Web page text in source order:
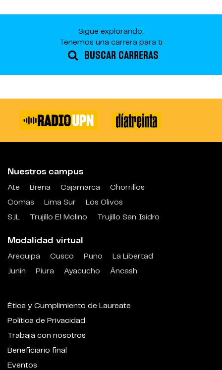
Sigue explorando.
Tenemos una carrera para ti
BUSCAR CARRERAS
Nuestros campus
Ate Breña Cajamarca
Chorrillos
Comas
Lima Sur
Los Olivos
SJL
Trujillo El Molino Trujillo San Isidro
Modalidad virtual
Arequipa Cusco Puno
La Libertad
Junín
Piura Ayacucho Áncash
Ética y Cumplimiento de Laureate
Política de Privacidad
Trabaja con nosotros
Beneficiario final
Eventos